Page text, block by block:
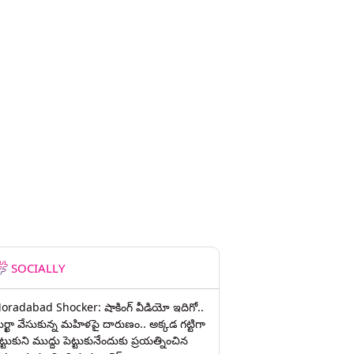
SOCIALLY
Shocker: షాకింగ్ వీడియో ఇదిగో..
వేసుకున్న మహిళపై దారుణం.. అక్కడ గట్టిగా
ముద్దు పెట్టుకునేందుకు ప్రయత్నించిన